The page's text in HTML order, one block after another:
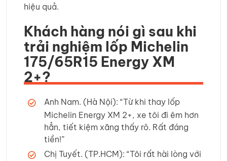
hiệu quả.
Khách hàng nói gì sau khi
trải nghiệm lốp Michelin
175/65R15 Energy XM
2+?
Anh Nam. (Hà Nội): “Từ khi thay lốp
Michelin Energy XM 2+, xe tôi đi êm hơn
hẳn, tiết kiệm xăng thấy rõ. Rất đáng
tiền!”
Chị Tuyết. (TP.HCM): “Tôi rất hài lòng với